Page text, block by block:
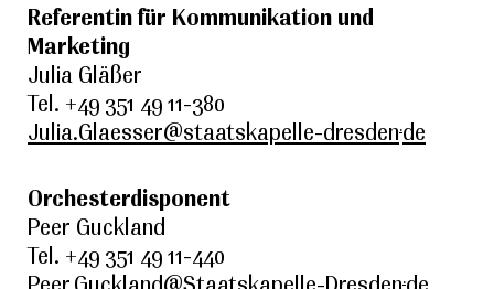
Referentin für Kommunikation und
Marketing
Julia Gläßer
Tel. +49 351 49 11-380
Julia.Glaesser@staatskapelle-dresden.de
Orchesterdisponent
Peer Guckland
Tel. +49 351 49 11-440
.